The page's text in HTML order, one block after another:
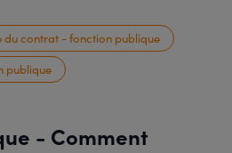
du contrat - fonction publique
publique
- Comment